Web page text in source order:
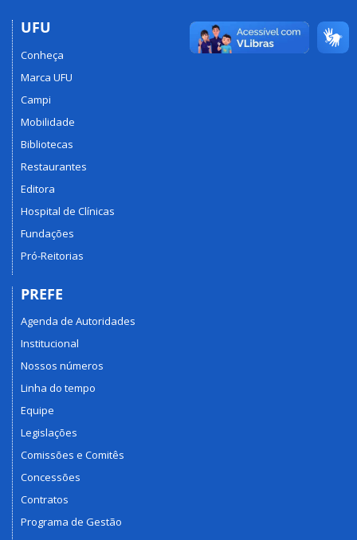
UFU
Conheça
Marca UFU
Campi
Mobilidade
Bibliotecas
Restaurantes
Editora
Hospital de Clínicas
Fundações
Pró-Reitorias
PREFE
Agenda de Autoridades
Institucional
Nossos números
Linha do tempo
Equipe
Legislações
Comissões e Comitês
Concessões
Contratos
Programa de Gestão